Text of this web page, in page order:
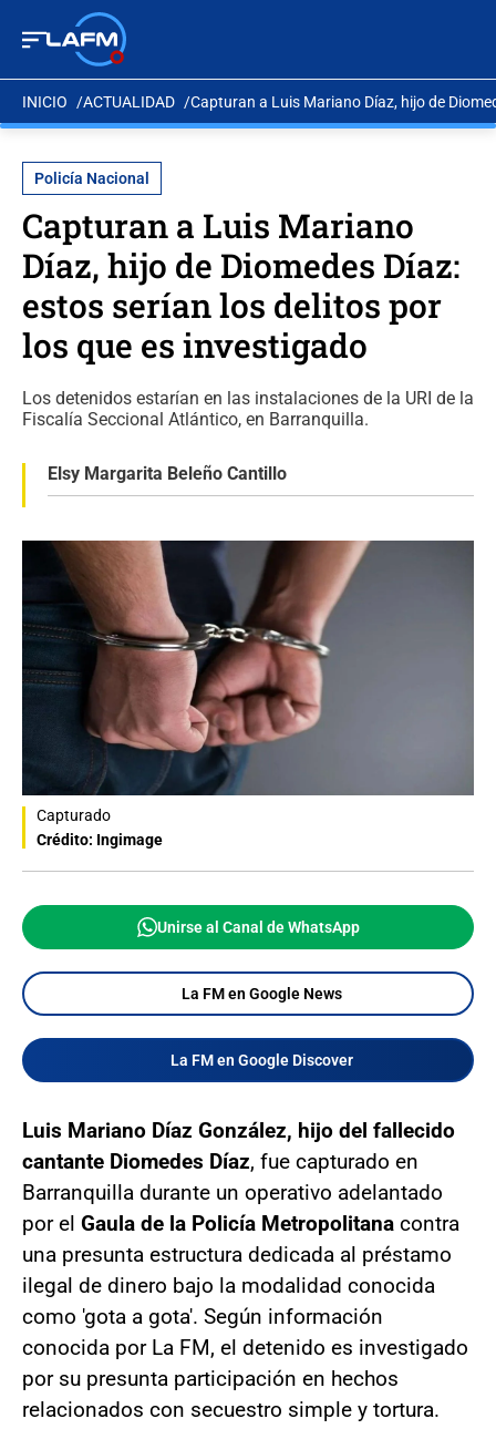
INICIO ACTUALIDAD Capturan a Luis Mariano Díaz, hijo de
Policía Nacional
Capturan a Luis Mariano
Díaz, hijo de Diomedes Díaz:
estos serían los delitos por
los que es investigado
Los detenidos estarían en las instalaciones de la URI de la
Fiscalía Seccional Atlántico, en Barranquilla.
Elsy Margarita Beleño Cantillo
Capturado
Crédito: Ingimage
Unirse al Canal de WhatsApp
La FM en Google News
La FM en Google Discover
Luis Mariano Díaz González, hijo del fallecido
cantante Diomedes Díaz, fue capturado en
Barranquilla durante un operativo adelantado
por el Gaula de la Policía Metropolitana contra
una presunta estructura dedicada al préstamo
ilegal de dinero bajo la modalidad conocida
como 'gota a gota'. Según información
conocida por La FM, el detenido es investigado
por su presunta participación en hechos
relacionados con secuestro simple y tortura.